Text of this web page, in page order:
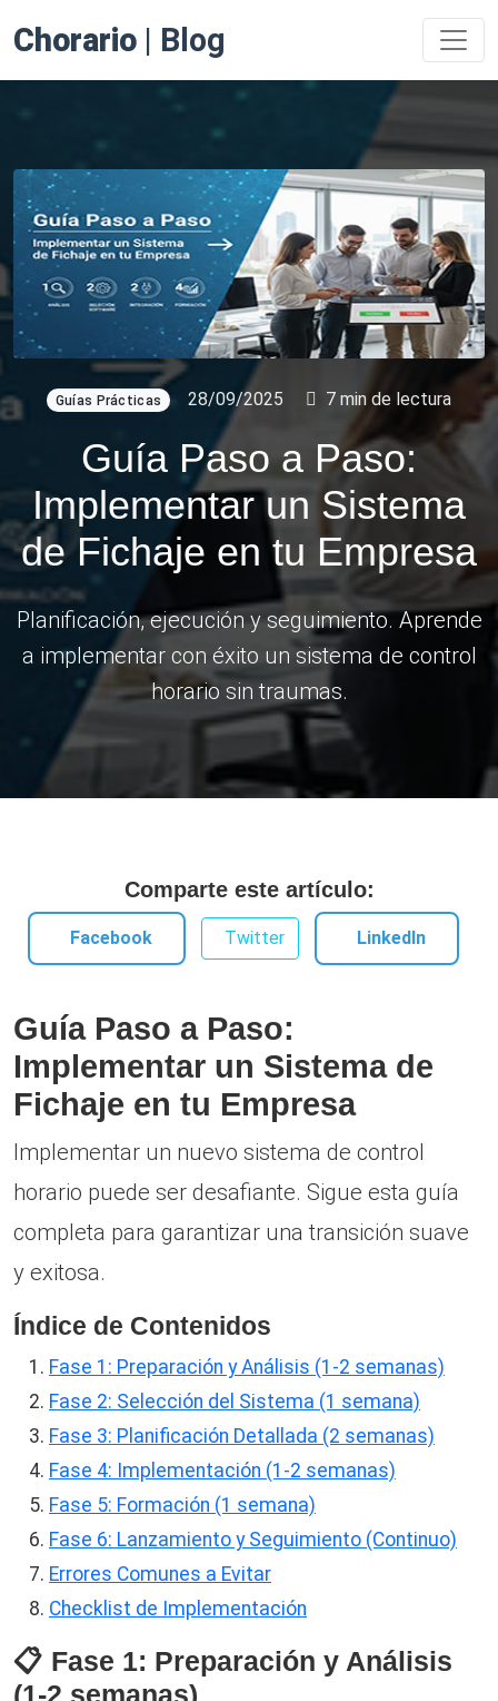
Chorario | Blog
Guías Prácticas 28/09/2025 7 min de lectura
Guía Paso a Paso:
Implementar un Sistema
de Fichaje en tu Empresa
Planificación, ejecución y seguimiento. Aprende
a implementar con éxito un sistema de control
horario sin traumas.
Comparte este artículo:
Facebook Twitter LinkedIn
Guía Paso a Paso:
Implementar un Sistema de
Fichaje en tu Empresa
Implementar un nuevo sistema de control
horario puede ser desafiante. Sigue esta guía
completa para garantizar una transición suave
y exitosa.
Índice de Contenidos
Fase 1: Preparación y Análisis (1-2 semanas)
Fase 2: Selección del Sistema (1 semana)
Fase 3: Planificación Detallada (2 semanas)
Fase 4: Implementación (1-2 semanas)
Fase 5: Formación (1 semana)
Fase 6: Lanzamiento y Seguimiento (Continuo)
Errores Comunes a Evitar
Checklist de Implementación
📋 Fase 1: Preparación y Análisis
(1-2 semanas)